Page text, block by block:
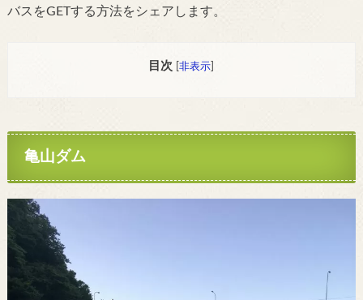
バスをGETする方法をシェアします。
目次 [非表示
亀山ダム